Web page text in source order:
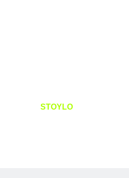
STOYLO